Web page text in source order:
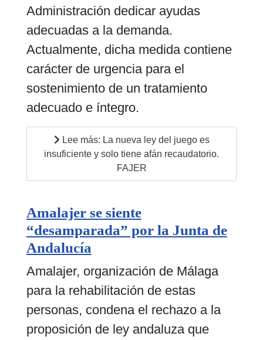
Administración dedicar ayudas
adecuadas a la demanda.
Actualmente, dicha medida contiene
carácter de urgencia para el
sostenimiento de un tratamiento
adecuado e íntegro.
Lee más: La nueva ley del juego es
insuficiente y solo tiene afán recaudatorio.
FAJER
Amalajer se siente
“desamparada” por la Junta de
Andalucía
Amalajer, organización de Málaga
para la rehabilitación de estas
personas, condena el rechazo a la
proposición de ley andaluza que